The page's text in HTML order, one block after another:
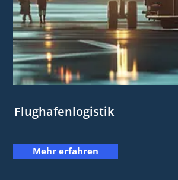
Flughafenlogistik
Mehr erfahren